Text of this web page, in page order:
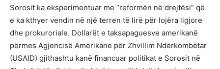
Sorosit ka eksperimentuar me “reformën në drejtësi” që
e ka kthyer vendin në një terren të lirë për lojëra ligjore
dhe prokuroriale. Dollarët e taksapaguesve amerikanë
përmes Agjencisë Amerikane për Zhvillim Ndërkombëtar
(USAID) gjithashtu kanë financuar politikat e Sorosit në